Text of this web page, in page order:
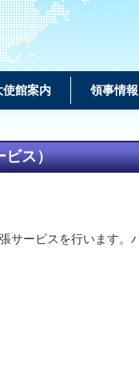
使館案内 領事情報
ビス）
サービスを行います